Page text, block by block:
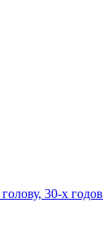
30-х годов